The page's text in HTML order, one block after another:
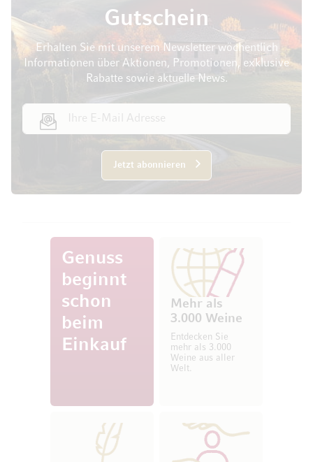
Gutschein
Erhalten Sie mit unserem Newsletter wöchentlich
Informationen über Aktionen, Promotionen, exklusive
Rabatte sowie aktuelle News.
Jetzt abonnieren
Genuss
beginnt
schon
beim
Einkauf
Mehr als
3.000 Weine
Entdecken Sie
mehr als 3.000
Weine aus aller
Welt.